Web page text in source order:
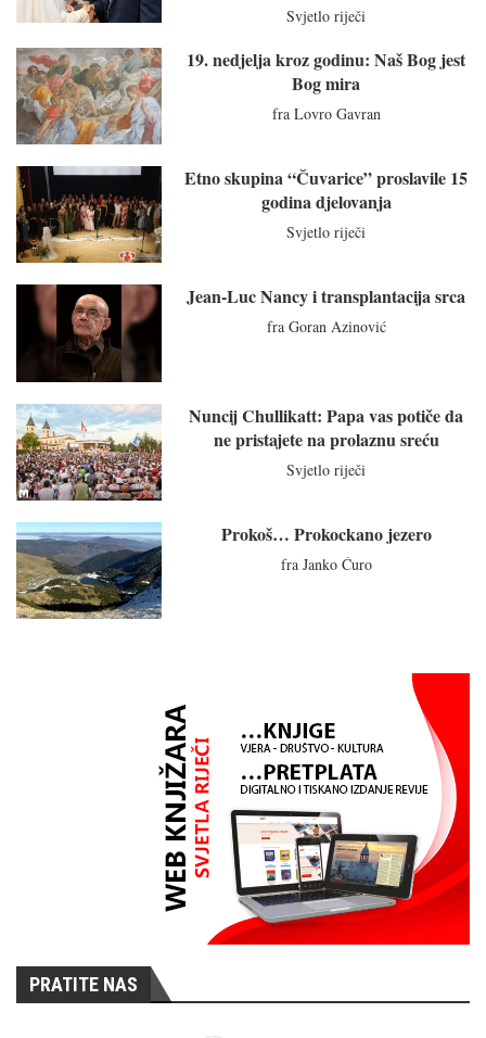
Svjetlo riječi
19. nedjelja kroz godinu: Naš Bog jest
Bog mira
fra Lovro Gavran
Etno skupina “Čuvarice” proslavile 15
godina djelovanja
Svjetlo riječi
Jean-Luc Nancy i transplantacija srca
fra Goran Azinović
Nuncij Chullikatt: Papa vas potiče da
ne pristajete na prolaznu sreću
Svjetlo riječi
Prokoš… Prokockano jezero
fra Janko Ćuro
PRATITE NAS